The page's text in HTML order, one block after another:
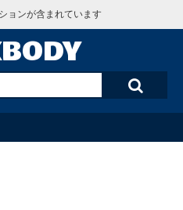
ョンが含まれています